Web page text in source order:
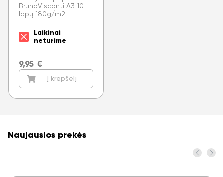
BrunoVisconti A3 10
lapų 180g/m2
Laikinai
neturime
9,95 €
Į krepšelį
Naujausios prekės